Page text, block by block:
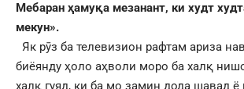
Мебаран ҳамуқа мезанант, ки худт
мекун».
Як рӯз ба телевизион рафтам ариза
биёянду ҳоло аҳволи моро ба халқ
халқ гуяд, ки ба мо замин дода шавад ё